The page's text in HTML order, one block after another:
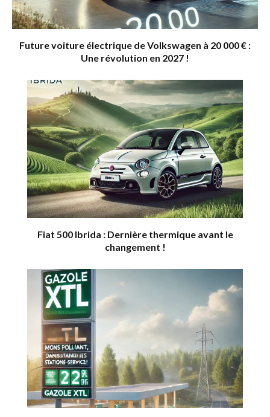
Future voiture électrique de Volkswagen à 20 000 € :
Une révolution en 2027 !
Fiat 500 Ibrida : Dernière thermique avant le
changement !